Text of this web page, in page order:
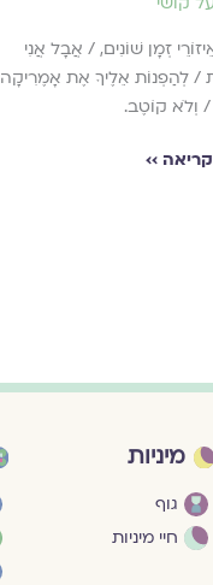
זְמָן שׁוֹנִים, / אֲבָל אֲנִי
לְהַפְנוֹת אֵלֶיךָ אֶת אָמֶרִיקָה
/ וְלֹא קוֺטֶב.
››
מיניות
גוף
חיי מיניות